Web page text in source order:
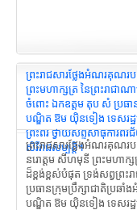
ព្រះរាជសារថ្លែងអំណរគុណរ
ព្រះមហាក្សត្រ នៃព្រះរាជា
ចំពោះ ឯកឧត្តម តុប សំ ប្រធ
បណ្ឌិត ឱម យ៉ិនទៀង ទេសរដ្ឋ
ព្រះពរ ថ្វាយសព្ទសាធុការព
សិរីរាជសម្បត្តិ។
ព្រះរាជសារថ្លែងអំណរគុណរ
នរោត្ដម សីហមុនី ព្រះមហាក្សត្
ដ៏ខ្ពង់ខ្ពស់បំផុត ទ្រង់សព្វព្រ
ប្រធានក្រុមប្រឹក្សាជាតិប្រ
បណ្ឌិត ឱម យ៉ិនទៀង ទេសរដ្ឋ